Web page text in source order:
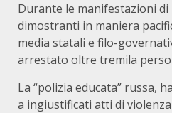
Durante le manifestazioni
dimostranti in maniera
media statali e filo-
arrestato oltre tremila
La “polizia educata” russa,
a ingiustificati atti di